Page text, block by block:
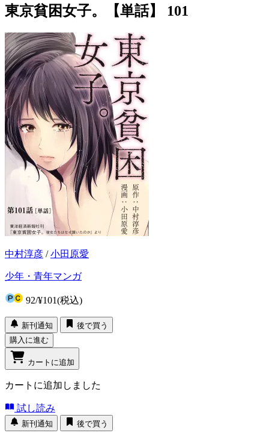
東京貧困女子。【単話】 101
中村淳彦 /小田原愛
少年・青年マンガ
92/¥101(税込)
新刊通知
後で買う
購入に進む
カートに追加
カートに追加しました
試し読み
新刊通知 後で買う